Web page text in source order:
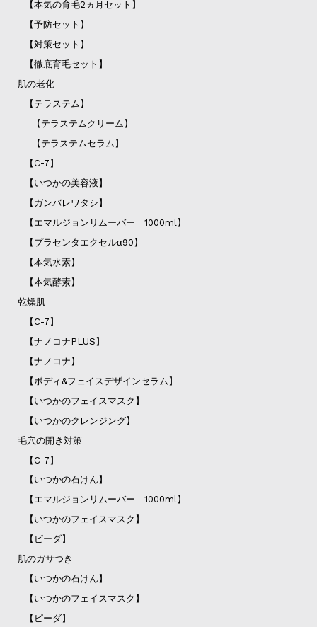
【本気の育毛2ヵ月セット】
【予防セット】
【対策セット】
【徹底育毛セット】
肌の老化
【テラステム】
【テラステムクリーム】
【テラステムセラム】
【C-7】
【いつかの美容液】
【ガンバレワタシ】
【エマルジョンリムーバー 1000ml】
【プラセンタエクセルα90】
【本気水素】
【本気酵素】
乾燥肌
【C-7】
【ナノコナPLUS】
【ナノコナ】
【ボディ&フェイスデザインセラム】
【いつかのフェイスマスク】
【いつかのクレンジング】
毛穴の開き対策
【C-7】
【いつかの石けん】
【エマルジョンリムーバー 1000ml】
【いつかのフェイスマスク】
【ピーダ】
肌のガサつき
【いつかの石けん】
【いつかのフェイスマスク】
【ピーダ】